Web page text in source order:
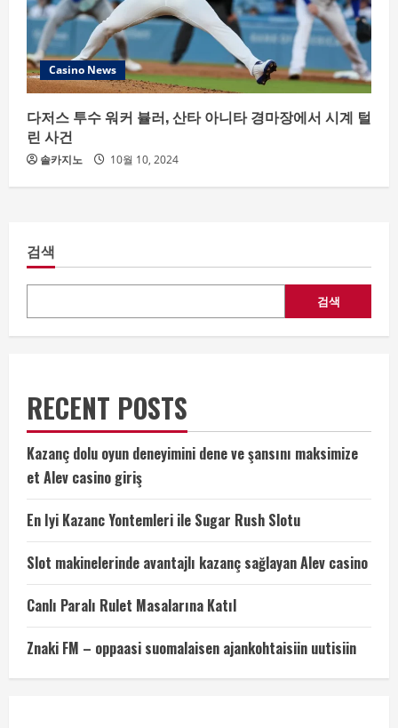
Casino News
다저스 투수 워커 뷸러, 산타 아니타 경마장에서 시계 털
린 사건
솔카지노 10월 10, 2024
검색
검색
RECENT POSTS
Kazanç dolu oyun deneyimini dene ve şansını maksimize
et Alev casino giriş
En Iyi Kazanc Yontemleri ile Sugar Rush Slotu
Slot makinelerinde avantajlı kazanç sağlayan Alev casino
Canlı Paralı Rulet Masalarına Katıl
Znaki FM – oppaasi suomalaisen ajankohtaisiin uutisiin